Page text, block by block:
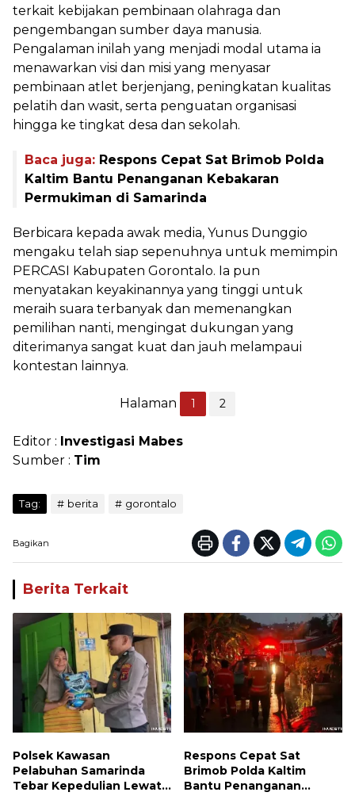
terkait kebijakan pembinaan olahraga dan
pengembangan sumber daya manusia.
Pengalaman inilah yang menjadi modal utama ia
menawarkan visi dan misi yang menyasar
pembinaan atlet berjenjang, peningkatan kualitas
pelatih dan wasit, serta penguatan organisasi
hingga ke tingkat desa dan sekolah.
Baca juga: Respons Cepat Sat Brimob Polda
Kaltim Bantu Penanganan Kebakaran
Permukiman di Samarinda
Berbicara kepada awak media, Yunus Dunggio
mengaku telah siap sepenuhnya untuk memimpin
PERCASI Kabupaten Gorontalo. Ia pun
menyatakan keyakinannya yang tinggi untuk
meraih suara terbanyak dan memenangkan
pemilihan nanti, mengingat dukungan yang
diterimanya sangat kuat dan jauh melampaui
kontestan lainnya.
Halaman 1 2
Editor : Investigasi Mabes
Sumber : Tim
Tag: berita gorontalo
Bagikan
Berita Terkait
Polsek Kawasan
Pelabuhan Samarinda
Tebar Kepedulian Lewat
Respons Cepat Sat
Brimob Polda Kaltim
Bantu Penanganan